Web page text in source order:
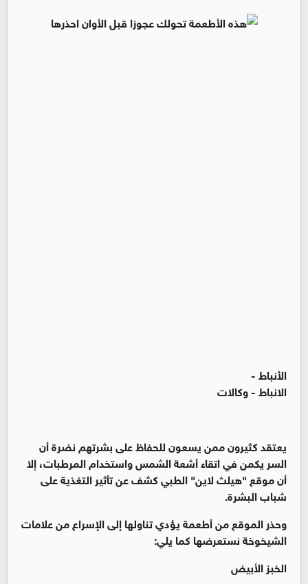
الأنباط -
الانباط - وكالات
يعتقد كثيرون ممن يسعون للحفاظ على بشرتهم نضرة أن
السر يكمن في اتقاء أشعة الشمس واستخدام المرطبات، إلا
أن موقع "هيلث لاين" الطبي كشف عن تأثير التغذية على
شباب البشرة.
وحذر الموقع من أطعمة يؤدي تناولها إلى الإسراع من علامات
الشيخوخة نستعرضها كما يلي:
الخبز الأبيض